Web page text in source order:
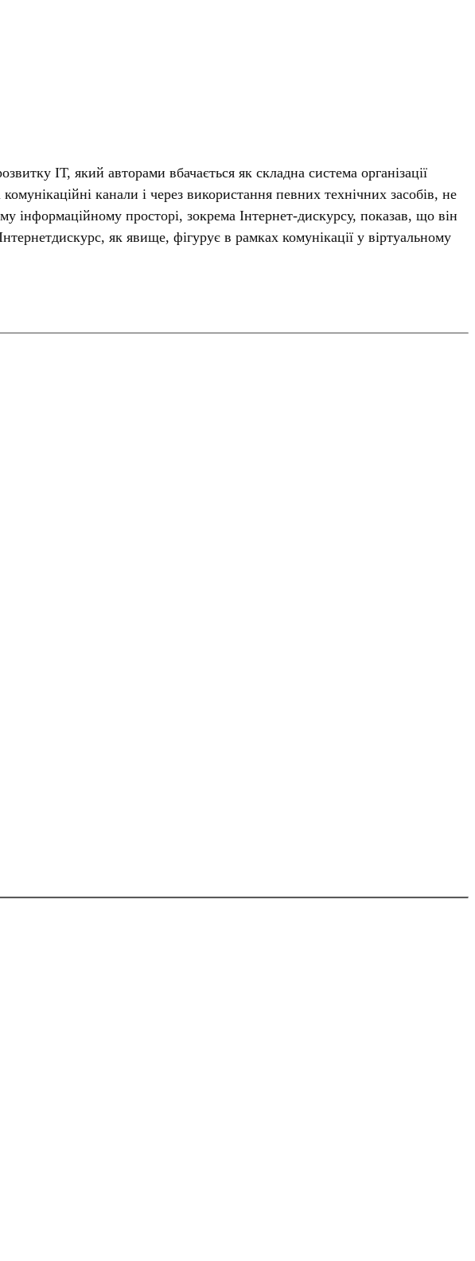
ІТ, який авторами вбачається як складна система організації
канали і через використання певних технічних засобів, не
інформаційному просторі, зокрема Інтернет-дискурсу, показав, що він
як явище, фігурує в рамках комунікації у віртуальному